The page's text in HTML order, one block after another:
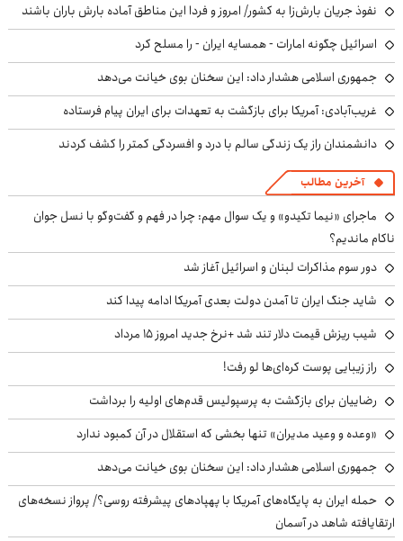
نفوذ جریان بارش‌زا به کشور/ امروز و فردا این مناطق آماده بارش باران باشند
اسرائیل چگونه امارات - همسایه ایران - را مسلح کرد
جمهوری اسلامی هشدار داد: این سخنان بوی خیانت می‌دهد
غریب‌آبادی: آمریکا برای بازگشت به تعهدات برای ایران پیام فرستاده
دانشمندان راز یک زندگی سالم با درد و افسردگی کمتر را کشف کردند
آخرین مطالب
ماجرای «نیما تکیدو» و یک سوال مهم: چرا در فهم و گفت‌وگو با نسل جوان
ناکام ماندیم؟
دور سوم مذاکرات لبنان و اسرائیل آغاز شد
شاید جنگ ایران تا آمدن دولت بعدی آمریکا ادامه پیدا کند
شیب ریزش قیمت دلار تند شد +نرخ جدید امروز ۱۵ مرداد
راز زیبایی پوست کره‌ای‌ها لو رفت!
رضاییان برای بازگشت به پرسپولیس قدم‌های اولیه را برداشت
«وعده و وعید مدیران» تنها بخشی که استقلال در آن کمبود ندارد
جمهوری اسلامی هشدار داد: این سخنان بوی خیانت می‌دهد
حمله ایران به پایگاه‌های آمریکا با پهپادهای پیشرفته روسی؟/ پرواز نسخه‌های
ارتقایافته شاهد در آسمان